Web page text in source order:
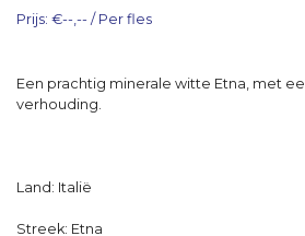
Prijs: €--,-- / Per fles
Een prachtig minerale witte Etna, met
verhouding.
Land: Italië
Streek: Etna